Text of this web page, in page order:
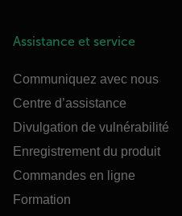
Assistance et service
Communiquez avec nous
Centre d’assistance
Divulgation de vulnérabilité
Enregistrement du produit
Commandes en ligne
Formation